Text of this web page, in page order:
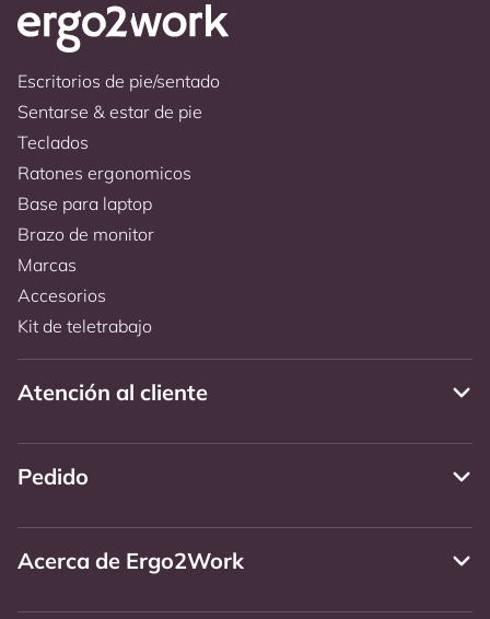
Escritorios de pie/sentado
Sentarse & estar de pie
Teclados
Ratones ergonomicos
Base para laptop
Brazo de monitor
Marcas
Accesorios
Kit de teletrabajo
Atención al cliente
Pedido
Acerca de Ergo2Work